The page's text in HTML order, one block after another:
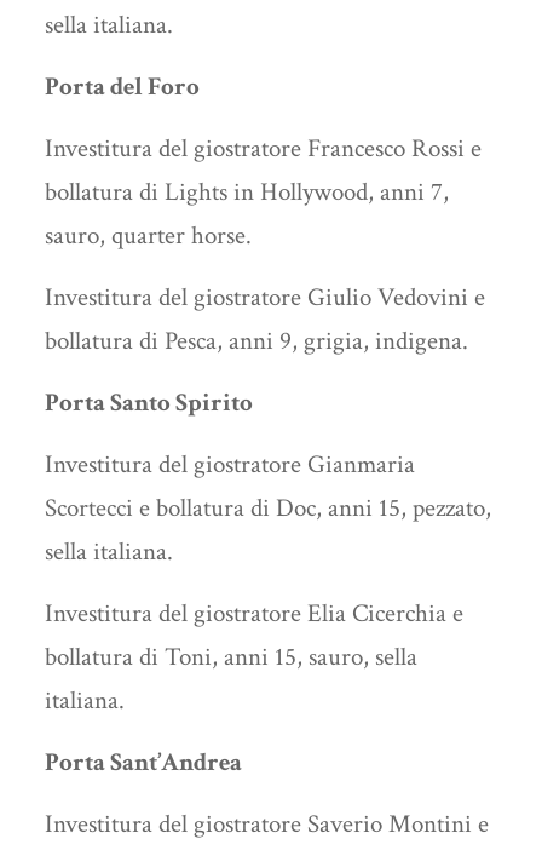
sella italiana.
Porta del Foro
Investitura del giostratore Francesco Rossi e
bollatura di Lights in Hollywood, anni 7,
sauro, quarter horse.
Investitura del giostratore Giulio Vedovini e
bollatura di Pesca, anni 9, grigia, indigena.
Porta Santo Spirito
Investitura del giostratore Gianmaria
Scortecci e bollatura di Doc, anni 15, pezzato,
sella italiana.
Investitura del giostratore Elia Cicerchia e
bollatura di Toni, anni 15, sauro, sella
italiana.
Porta Sant’Andrea
Investitura del giostratore Saverio Montini e